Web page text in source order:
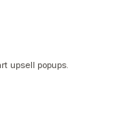
upsell popups.